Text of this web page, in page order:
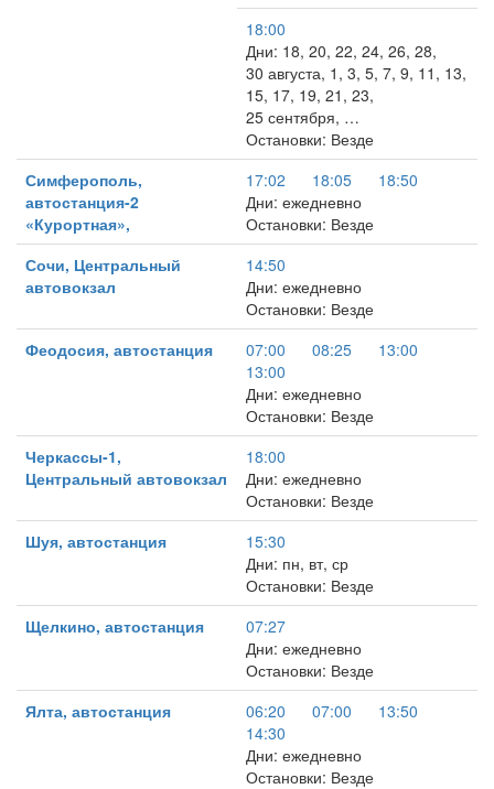
18:00
Дни: 18, 20, 22, 24, 26, 28,
30 августа, 1, 3, 5, 7, 9, 11, 13,
15, 17, 19, 21, 23,
25 сентября, …
Остановки: Везде
Симферополь,
автостанция-2
«Курортная»,
17:02 18:05
18:50
Дни: ежедневно
Остановки: Везде
Сочи, Центральный
автовокзал
14:50
Дни: ежедневно
Остановки: Везде
Феодосия, автостанция
07:00 08:25
13:00
13:00
Дни: ежедневно
Остановки: Везде
Черкассы-1,
Центральный автовокзал
18:00
Дни: ежедневно
Остановки: Везде
Шуя, автостанция
15:30
Дни: пн, вт, ср
Остановки: Везде
Щелкино, автостанция
07:27
Дни: ежедневно
Остановки: Везде
Ялта, автостанция
06:20 07:00
13:50
14:30
Дни: ежедневно
Остановки: Везде